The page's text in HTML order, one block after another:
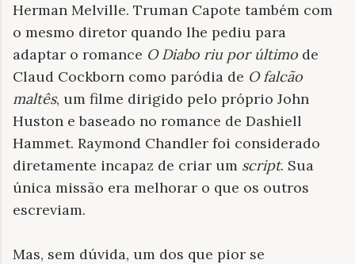
Herman Melville. Truman Capote também com
o mesmo diretor quando lhe pediu para
adaptar o romance O Diabo riu por último de
Claud Cockborn como paródia de O falcão
maltês, um filme dirigido pelo próprio John
Huston e baseado no romance de Dashiell
Hammet. Raymond Chandler foi considerado
diretamente incapaz de criar um script. Sua
única missão era melhorar o que os outros
escreviam.
Mas, sem dúvida, um dos que pior se